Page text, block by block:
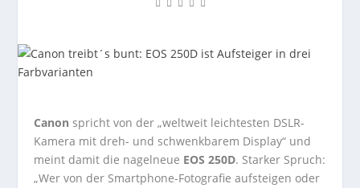
Canon spricht von der „weltweit leichtesten DSLR-
Kamera mit dreh- und schwenkbarem Display“ und
meint damit die nagelneue EOS 250D. Starker Spruch:
„Wer von der Smartphone-Fotografie aufsteigen oder